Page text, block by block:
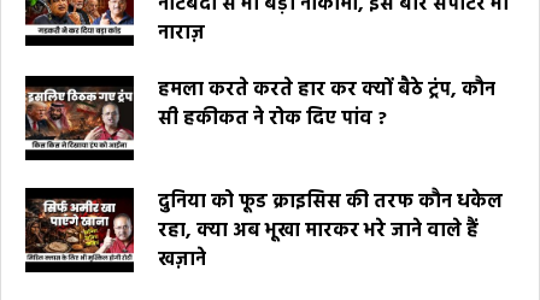
नाराज़
हमला करते करते हार कर क्यों बैठे ट्रंप, कौन
सी हकीकत ने रोक दिए पांव ?
दुनिया को फूड क्राइसिस की तरफ कौन धकेल
रहा, क्या अब भूखा मारकर भरे जाने वाले हैं
खज़ाने